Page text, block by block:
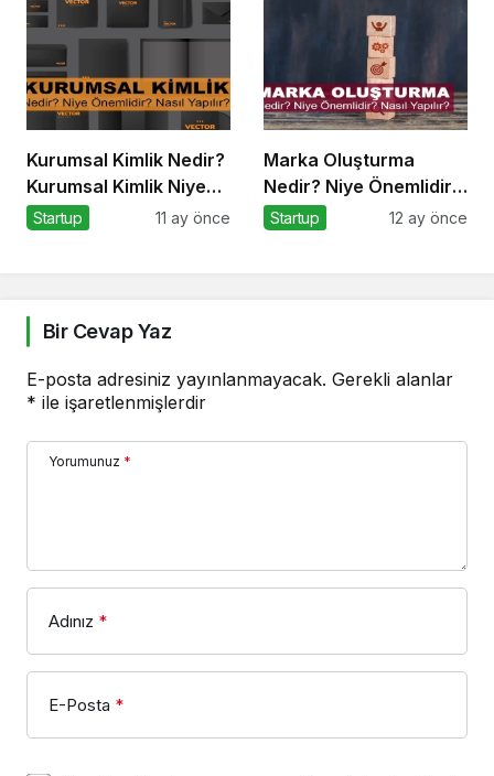
Kurumsal Kimlik Nedir?
Kurumsal Kimlik Niye
Önemlidir? Kurumsal
Startup 11 ay önce
Marka Oluşturma
Nedir? Niye Önemlidir?
Marka Oluşturma Nasıl
Startup 12 ay önce
Bir Cevap Yaz
E-posta adresiniz yayınlanmayacak. Gerekli alanlar
* ile işaretlenmişlerdir
Yorumunuz *
Adınız *
E-Posta *